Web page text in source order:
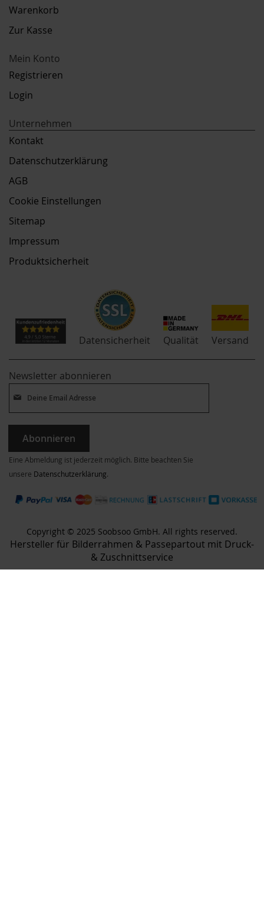
Warenkorb
Zur Kasse
Mein Konto
Registrieren
Login
Unternehmen
Kontakt
Datenschutzerklärung
AGB
Cookie Einstellungen
Sitemap
Impressum
Produktsicherheit
Datensicherheit Qualität Versand
Newsletter abonnieren
Abonnieren
Eine Abmeldung ist jederzeit möglich. Bitte beachten Sie
unsere Datenschutzerklärung.
Copyright © 2025 Soobsoo GmbH. All rights reserved.
Hersteller für Bilderrahmen & Passepartout mit Druck-
& Zuschnittservice